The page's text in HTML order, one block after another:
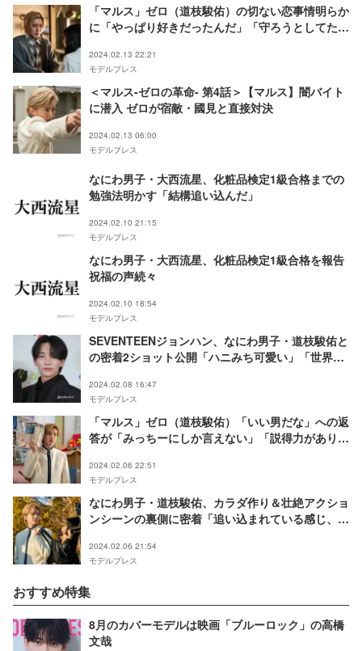
「マルス」ゼロ（道枝駿佑）の切ない恋事情明らか
に「やっぱり好きだったんだ」「守ろうとしてたの
2024.02.13 22:21
モデルプレス
＜マルス-ゼロの革命- 第4話＞【マルス】闇バイト
に潜入 ゼロが宿敵・國見と直接対決
2024.02.13 06:00
モデルプレス
なにわ男子・大西流星、化粧品検定1級合格までの
勉強法明かす「結構追い込んだ」
2024.02.10 21:15
モデルプレス
なにわ男子・大西流星、化粧品検定1級合格を報告
祝福の声続々
2024.02.10 18:54
モデルプレス
SEVENTEENジョンハン、なにわ男子・道枝駿佑と
の密着2ショット公開「ハニみち可愛い」「世界救
2024.02.08 16:47
モデルプレス
「マルス」ゼロ（道枝駿佑）「いい男だな」への返
答が「みっちーにしか言えない」「説得力がありす
2024.02.06 22:51
モデルプレス
なにわ男子・道枝駿佑、カラダ作り＆壮絶アクショ
ンシーンの裏側に密着「追い込まれている感じ、燃
2024.02.06 21:54
モデルプレス
おすすめ特集
8月のカバーモデルは映画「ブルーロック」の高橋
文哉